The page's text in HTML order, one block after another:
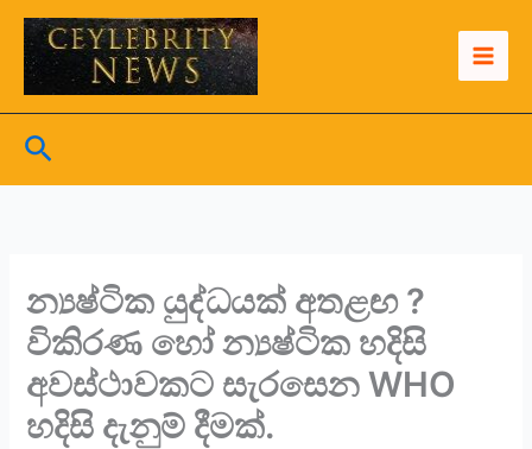
Skip
content
Search
න්‍යෂ්ටික යුද්ධයක් අතළඟ ?
විකිරණ හෝ න්‍යෂ්ටික හදිසි
අවස්ථාවකට සැරසෙන WHO
හදිසි දැනුම් දීමක්.